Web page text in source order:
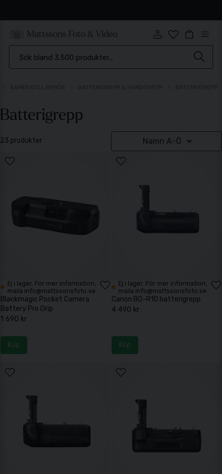
Batterigrepp
23 produkter Namn A-Ö
Ej i lager. För mer information,
maila info@mattssonsfoto.se
Blackmagic Pocket Camera
Battery Pro Grip
1 690 kr
Köp
Ej i lager. För mer information,
maila info@mattssonsfoto.se
Canon BG-R10 batterigrepp
4 490 kr
Köp